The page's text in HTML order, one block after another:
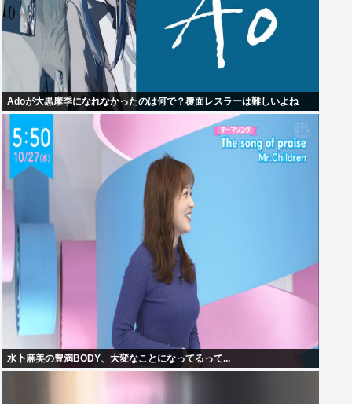
Adoが大黒摩季になれなかったのは何で？覆面レスラーは難しいよね
水卜麻美の豊満BODY、大変なことになってるって...